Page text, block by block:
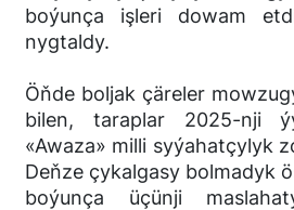
boýunça işleri dowam
nygtaldy.
Öňde boljak çäreler
bilen, taraplar 2025-nji
«Awaza» milli syýahatçylyk
Deňze çykalgasy bolmadyk
boýunça üçünji